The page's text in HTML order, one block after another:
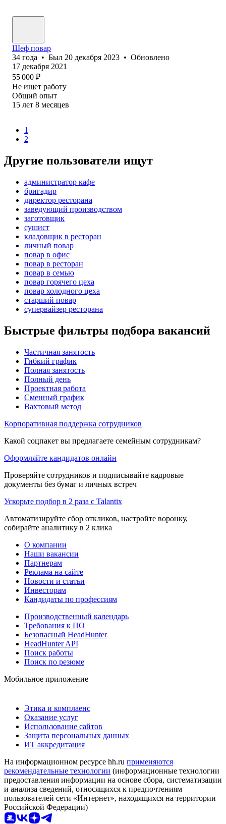
Шеф повар
34 года • Был 20 декабря 2023 • Обновлено
17 декабря 2021
55 000 ₽
Не ищет работу
Общий опыт
15 лет 8 месяцев
1
2
Другие пользователи ищут
администратор кафе
бригадир
директор ресторана
заведующий производством
заготовщик
сушист
кладовщик в ресторан
личный повар
повар в офис
повар в ресторан
повар в семью
повар горячего цеха
повар холодного цеха
старший повар
супервайзер ресторана
Быстрые фильтры подбора вакансий
Частичная занятость
Гибкий график
Полная занятость
Полный день
Проектная работа
Сменный график
Вахтовый метод
Корпоративная поддержка сотрудников
Какой соцпакет вы предлагаете семейным сотрудникам?
Оформляйте кандидатов онлайн
Проверяйте сотрудников и подписывайте кадровые
документы без бумаг и личных встреч
Ускорьте подбор в 2 раза с Talantix
Автоматизируйте сбор откликов, настройте воронку,
собирайте аналитику в 2 клика
О компании
Наши вакансии
Партнерам
Реклама на сайте
Новости и статьи
Инвесторам
Кандидаты по профессиям
Производственный календарь
Требования к ПО
Безопасный HeadHunter
HeadHunter API
Поиск работы
Поиск по резюме
Мобильное приложение
Этика и комплаенс
Оказание услуг
Использование сайтов
Защита персональных данных
ИТ аккредитация
На информационном ресурсе hh.ru применяются
рекомендательные технологии (информационные технологии
предоставления информации на основе сбора, систематизации
и анализа сведений, относящихся к предпочтениям
пользователей сети «Интернет», находящихся на территории
Российской Федерации)